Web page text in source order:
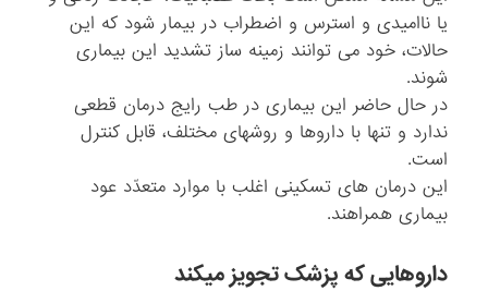
یا ناامیدی و استرس و اضطراب در بیمار شود که این
حالات، خود می توانند زمینه ساز تشدید این بیماری
شوند.
در حال حاضر این بیماری در طب رایج درمان قطعی
ندارد و تنها با داروها و روشهای مختلف، قابل کنترل
است.
این درمان های تسکینی اغلب با موارد متعدّد عود
بیماری همراهند.
داروهایی که پزشک تجویز میکند